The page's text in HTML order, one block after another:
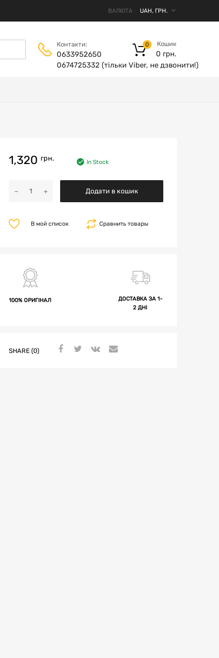
ВАЛЮТА
Контакти:
0633952650
0674725332 (тільки Viber, не дзвонити!)
Кошик
0 грн.
0
1,320 грн. In Stock
Додати в кошик
Сравнить товары
В мой список
100% ОРИГІНАЛ
ДОСТАВКА ЗА 1-
2 ДНІ
SHARE (0)